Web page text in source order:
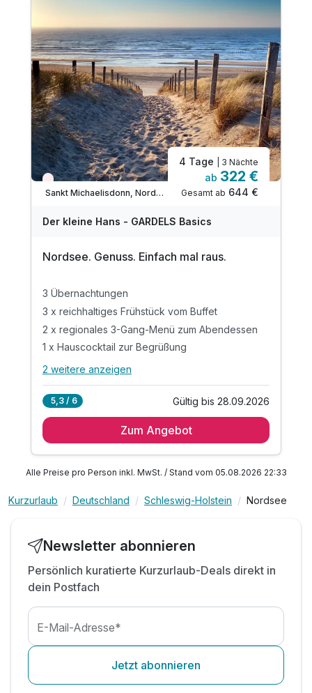
Nur noch Restplätze
Sankt Michaelisdonn, Nordsee
4 Tage | 3 Nächte
ab 322 €
Gesamt ab 644 €
Der kleine Hans - GARDELS Basics
Nordsee. Genuss. Einfach mal raus.
3 Übernachtungen
3 x reichhaltiges Frühstück vom Buffet
2 x regionales 3-Gang-Menü zum Abendessen
1 x Hauscocktail zur Begrüßung
Alle Inklusivleistungen
3 x reichhaltiges Frühstück vom Buffet
1 x Hauscocktail zur Begrüßung
inkl. Nutzung W-Lan
2 weitere anzeigen
5,3 / 6 Gültig bis 28.09.2026
Zum Angebot
Alle Preise pro Person inkl. MwSt. / Stand vom 05.08.2026 22:33
Kurzurlaub Deutschland Schleswig-Holstein Nordsee
Newsletter abonnieren
Persönlich kuratierte Kurzurlaub-Deals direkt in
dein Postfach
E-Mail-Adresse*
Jetzt abonnieren